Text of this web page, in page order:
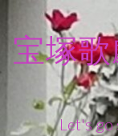
ン
宝塚
Let's go